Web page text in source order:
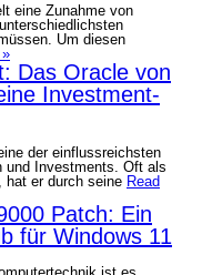
eine Zunahme von
Um diesen
Das Oracle von
Investment-
der einflussreichsten
und Investments. Oft als
hat er durch seine Read
Patch: Ein
für Windows 11
ist es